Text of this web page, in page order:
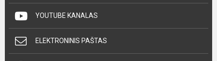
YOUTUBE KANALAS
ELEKTRONINIS PAŠTAS